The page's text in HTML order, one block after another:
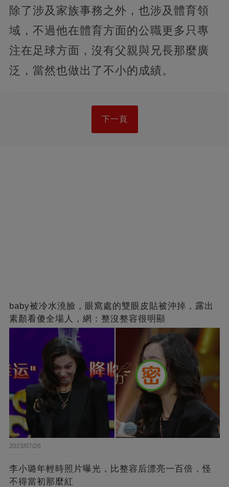
除了涉及家族事務之外，也涉及體育領
域，不過他在體育方面的公職更多只專
注在足球方面，沒有父親與兄長那麼廣
泛，當然也做出了不小的成績。
下一頁
baby被冷水澆臉，眼窩處的雙眼皮貼被沖掉，露出
素顏看傻全場人，網：整沒整容很明顯
2023/07/26
李小璐年輕時照片曝光，比整容后漂亮一百倍，怪
不得當初那麼紅